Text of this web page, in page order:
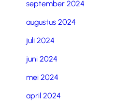
september 2024
augustus 2024
juli 2024
juni 2024
mei 2024
april 2024